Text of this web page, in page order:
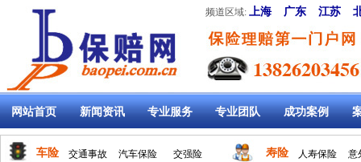
频道区域: 上海 广东 江苏
网站首页 新闻资讯 专业服务 专业团队 成功案例
车险 交通事故 汽车保险 交强险 寿险 人寿保险 意